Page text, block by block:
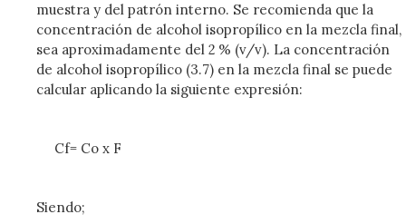
muestra y del patrón interno. Se recomienda que la
concentración de alcohol isopropílico en la mezcla final,
sea aproximadamente del 2 % (v/v). La concentración
de alcohol isopropílico (3.7) en la mezcla final se puede
calcular aplicando la siguiente expresión:
Cf= Co x F
Siendo;